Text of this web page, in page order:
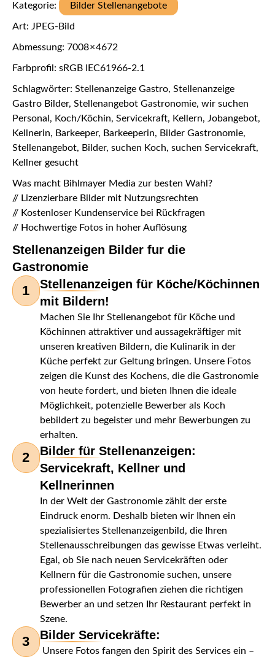
Kategorie: Bilder Stellenangebote
Art: JPEG-Bild
Abmessung: 7008 × 4672
Farbprofil: sRGB IEC61966-2.1
Schlagwörter: Stellenanzeige Gastro, Stellenanzeige
Gastro Bilder, Stellenangebot Gastronomie, wir suchen
Personal, Koch/Köchin, Servicekraft, Kellern, Jobangebot,
Kellnerin, Barkeeper, Barkeeperin, Bilder Gastronomie,
Stellenangebot, Bilder, suchen Koch, suchen Servicekraft,
Kellner gesucht
Was macht Bihlmayer Media zur besten Wahl?
// Lizenzierbare Bilder mit Nutzungsrechten
// Kostenloser Kundenservice bei Rückfragen
// Hochwertige Fotos in hoher Auflösung
Stellenanzeigen Bilder fur die
Gastronomie
1
Stellenanzeigen für Köche/Köchinnen
mit Bildern!
Machen Sie Ihr Stellenangebot für Köche und
Köchinnen attraktiver und aussagekräftiger mit
unseren kreativen Bildern, die Kulinarik in der
Küche perfekt zur Geltung bringen. Unsere Fotos
zeigen die Kunst des Kochens, die die Gastronomie
von heute fordert, und bieten Ihnen die ideale
Möglichkeit, potenzielle Bewerber als Koch
bebildert zu begeister und mehr Bewerbungen zu
erhalten.
2
Bilder für Stellenanzeigen:
Servicekraft, Kellner und
Kellnerinnen
In der Welt der Gastronomie zählt der erste
Eindruck enorm. Deshalb bieten wir Ihnen ein
spezialisiertes Stellenanzeigenbild, die Ihren
Stellenausschreibungen das gewisse Etwas verleiht.
Egal, ob Sie nach neuen Servicekräften oder
Kellnern für die Gastronomie suchen, unsere
professionellen Fotografien ziehen die richtigen
Bewerber an und setzen Ihr Restaurant perfekt in
Szene.
3 Bilder Servicekräfte:
Unsere Fotos fangen den Spirit des Services ein –